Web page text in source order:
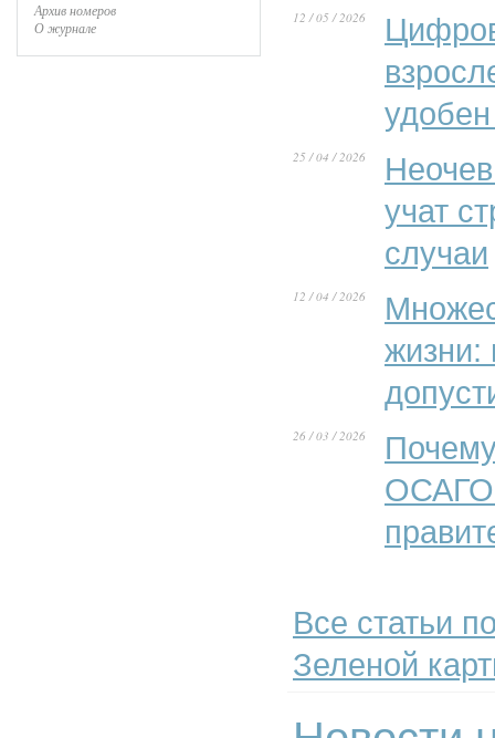
Архив номеров
О журнале
12 / 05 / 2026
25 / 04 / 2026
учат
случаи
12 / 04 / 2026
жизни:
26 / 03 / 2026
Все статьи
Зеленой